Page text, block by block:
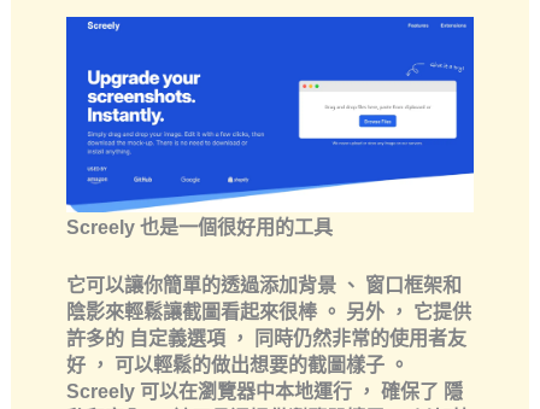
Screely 也是一個很好用的工具
它可以讓你簡單的透過添加背景 、 窗口框架和
陰影來輕鬆讓截圖看起來很棒 。 另外 ， 它提供
許多的自定義選項， 同時仍然非常的使用者友
好， 可以輕鬆的做出想要的截圖樣子 。
Screely 可以在瀏覽器中本地運行 ， 確保了 隱